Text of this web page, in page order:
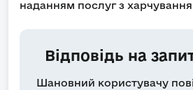
наданням послуг з
Відповідь на
Шановний користувачу